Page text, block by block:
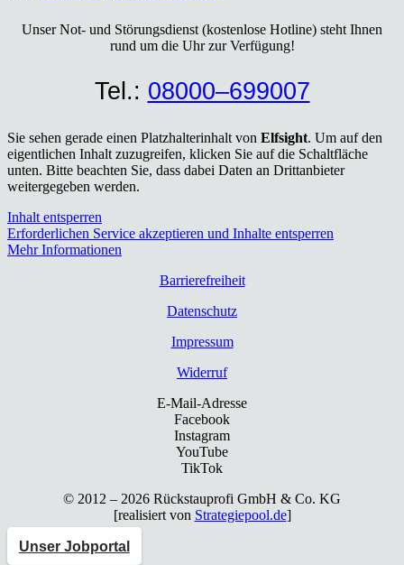
Unser Not- und Stö­rungs­dienst (kos­ten­lo­se Hot­line) steht Ihnen
rund um die Uhr zur Ver­fü­gung!
Tel.: 08000–699007
Sie sehen gerade einen Platzhalterinhalt von Elfsight. Um auf den
eigentlichen Inhalt zuzugreifen, klicken Sie auf die Schaltfläche
unten. Bitte beachten Sie, dass dabei Daten an Drittanbieter
weitergegeben werden.
Inhalt entsperren
Erforderlichen Service akzeptieren und Inhalte entsperren
Mehr Informationen
Bar­rie­re­frei­heit
Daten­schutz
Impres­sum
Wider­ruf
E-Mail-Adresse
Facebook
Instagram
YouTube
TikTok
© 2012 – 2026 Rück­stau­pro­fi GmbH & Co. KG
[rea­li­siert von Strategiepool.de]
Unser Jobportal